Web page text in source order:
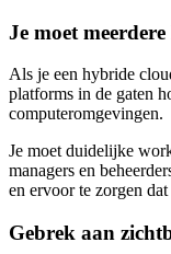
Je moet
Als je een hybride
platforms in de gaten
computeromgevingen.
Je moet duidelijke
managers en
en ervoor te zorgen
Gebrek aan